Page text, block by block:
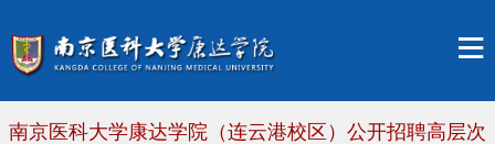
南京医科大学康达学院（连云港校区）公开招聘高层次